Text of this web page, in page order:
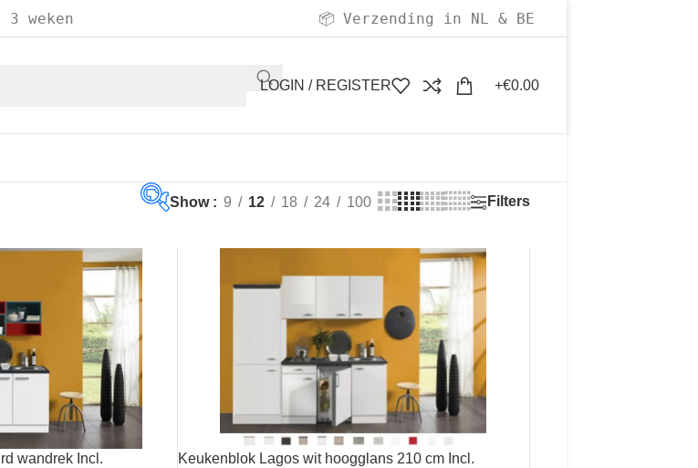
weken 📦 Verzending in NL & BE
LOGIN / REGISTER €0.00
€947 €2,650
1,799 2,650
(0)
Productcategorieën
Show 9 12 18 24 100 Filters
wandrek Incl.
Keukenblok Lagos wit hoogglans 210 cm Incl.